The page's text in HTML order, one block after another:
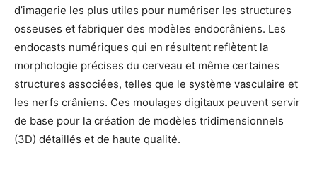
d’imagerie les plus utiles pour numériser les structures
osseuses et fabriquer des modèles endocrâniens. Les
endocasts numériques qui en résultent reflètent la
morphologie précises du cerveau et même certaines
structures associées, telles que le système vasculaire et
les nerfs crâniens. Ces moulages digitaux peuvent servir
de base pour la création de modèles tridimensionnels
(3D) détaillés et de haute qualité.